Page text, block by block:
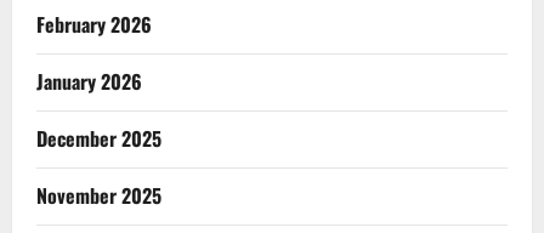
February 2026
January 2026
December 2025
November 2025